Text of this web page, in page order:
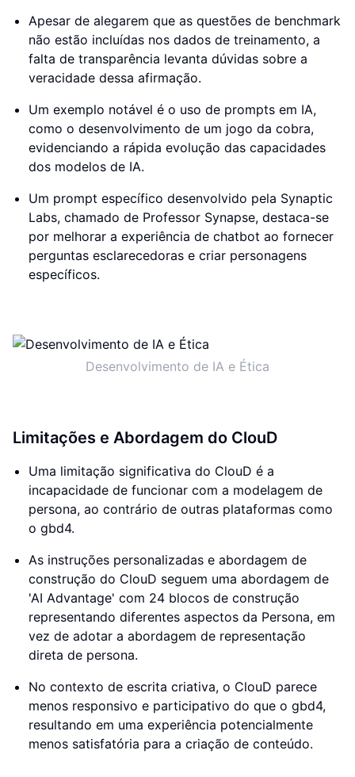
Apesar de alegarem que as questões de benchmark
não estão incluídas nos dados de treinamento, a
falta de transparência levanta dúvidas sobre a
veracidade dessa afirmação.
Um exemplo notável é o uso de prompts em IA,
como o desenvolvimento de um jogo da cobra,
evidenciando a rápida evolução das capacidades
dos modelos de IA.
Um prompt específico desenvolvido pela Synaptic
Labs, chamado de Professor Synapse, destaca-se
por melhorar a experiência de chatbot ao fornecer
perguntas esclarecedoras e criar personagens
específicos.
Desenvolvimento de IA e Ética
Limitações e Abordagem do ClouD
Uma limitação significativa do ClouD é a
incapacidade de funcionar com a modelagem de
persona, ao contrário de outras plataformas como
o gbd4.
As instruções personalizadas e abordagem de
construção do ClouD seguem uma abordagem de
'AI Advantage' com 24 blocos de construção
representando diferentes aspectos da Persona, em
vez de adotar a abordagem de representação
direta de persona.
No contexto de escrita criativa, o ClouD parece
menos responsivo e participativo do que o gbd4,
resultando em uma experiência potencialmente
menos satisfatória para a criação de conteúdo.